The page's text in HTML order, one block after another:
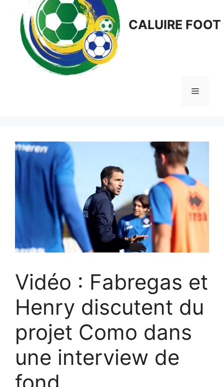
CALUIRE FOOT
Menu
Vidéo : Fabregas et
Henry discutent du
projet Como dans
une interview de